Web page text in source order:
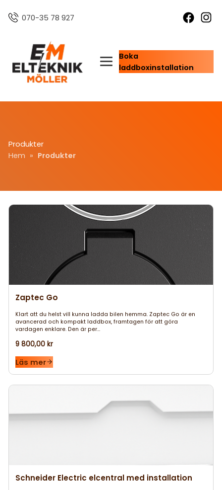
070-35 78 927
Boka
laddboxinstallation
Produkter
Hem » Produkter
Zaptec Go
Klart att du helst vill kunna ladda bilen hemma. Zaptec Go är en
avancerad och kompakt laddbox, framtagen för att göra
vardagen enklare. Den är per...
9 800,00 kr
Läs mer
Schneider Electric elcentral med installation